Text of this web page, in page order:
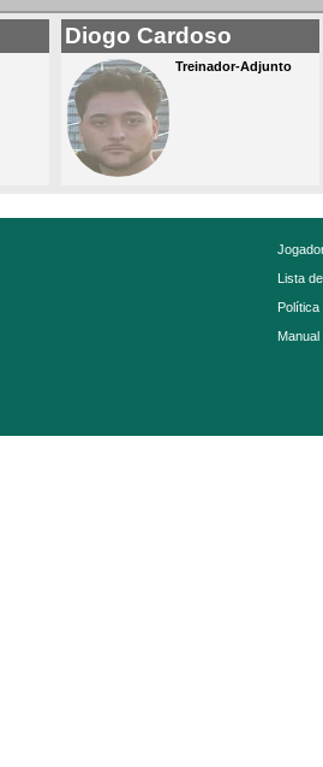
Diogo Cardoso
Treinador-Adjunto
Lista